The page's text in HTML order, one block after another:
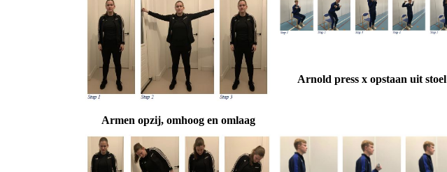
Armen opzij, omhoog en omlaag
Arnold press x opstaan uit stoel